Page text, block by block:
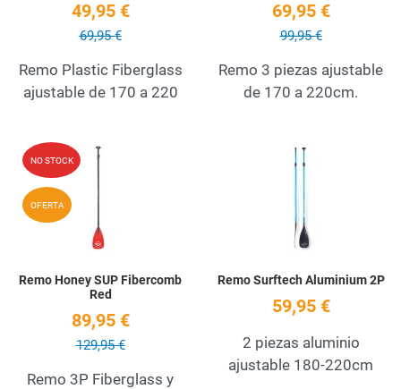
49,95 €
69,95 €
Remo Plastic Fiberglass
ajustable de 170 a 220
69,95 €
99,95 €
Remo 3 piezas ajustable
de 170 a 220cm.
NO STOCK
OFERTA
Remo Honey SUP Fibercomb
Red
89,95 €
129,95 €
Remo 3P Fiberglass y
Remo Surftech Aluminium 2P
59,95 €
2 piezas aluminio
ajustable 180-220cm